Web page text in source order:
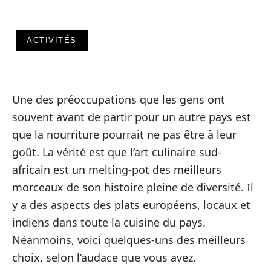
ACTIVITÉS
Une des préoccupations que les gens ont
souvent avant de partir pour un autre pays est
que la nourriture pourrait ne pas être à leur
goût. La vérité est que l’art culinaire sud-
africain est un melting-pot des meilleurs
morceaux de son histoire pleine de diversité. Il
y a des aspects des plats européens, locaux et
indiens dans toute la cuisine du pays.
Néanmoins, voici quelques-uns des meilleurs
choix, selon l’audace que vous avez.